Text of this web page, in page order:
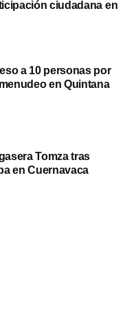
ciudadana en
a 10 personas por
en Quintana
Tomza tras
en Cuernavaca